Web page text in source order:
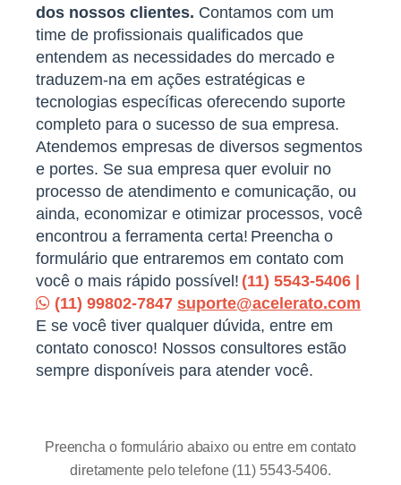
dos nossos clientes. Contamos com um
time de profissionais qualificados que
entendem as necessidades do mercado e
traduzem-na em ações estratégicas e
tecnologias específicas oferecendo suporte
completo para o sucesso de sua empresa.
Atendemos empresas de diversos segmentos
e portes. Se sua empresa quer evoluir no
processo de atendimento e comunicação, ou
ainda, economizar e otimizar processos, você
encontrou a ferramenta certa! Preencha o
formulário que entraremos em contato com
você o mais rápido possível! (11) 5543-5406 |
(11) 99802-7847 suporte@acelerato.com
E se você tiver qualquer dúvida, entre em
contato conosco! Nossos consultores estão
sempre disponíveis para atender você.
Preencha o formulário abaixo ou entre em contato
diretamente pelo telefone (11) 5543-5406.